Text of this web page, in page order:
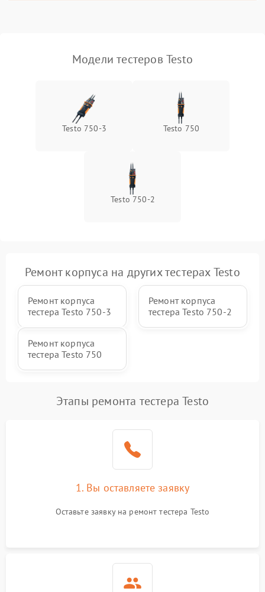
1500 ₽ Подробнее →
Модели тестеров Testo
Testo 750-3 Testo 750
Testo 750-2
Ремонт корпуса на других тестерах Testo
Ремонт корпуса
тестера Testo 750-3
Ремонт корпуса
тестера Testo 750-2
Ремонт корпуса
тестера Testo 750
Этапы ремонта тестера Testo
1. Вы оставляете заявку
Оставьте заявку на ремонт тестера Testo